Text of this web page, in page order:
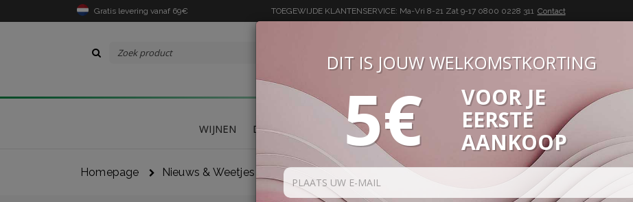
Gratis levering vanaf 69€ TOEGEWIJDE KLANTENSERVICE: Ma-Vri 8-21 Zat 9-170800 0228 311 Contact
BUON VINO, BUONA VITA
WIJNEN DELICATESSEN PAKKETTEN STERKE DRANK ACCESSOIRES
Homepage Nieuws & Weetjes
DIT IS JOUW WELKOMSTKORTING
5€
VOOR JE
EERSTE
AANKOOP